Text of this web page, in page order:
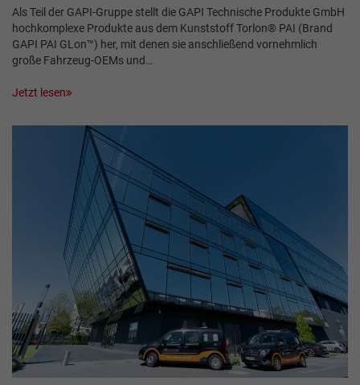
Als Teil der GAPI-Gruppe stellt die GAPI Technische Produkte GmbH
hochkomplexe Produkte aus dem Kunststoff Torlon® PAI (Brand
GAPI PAI GLon™) her, mit denen sie anschließend vornehmlich
große Fahrzeug-OEMs und…
Jetzt lesen